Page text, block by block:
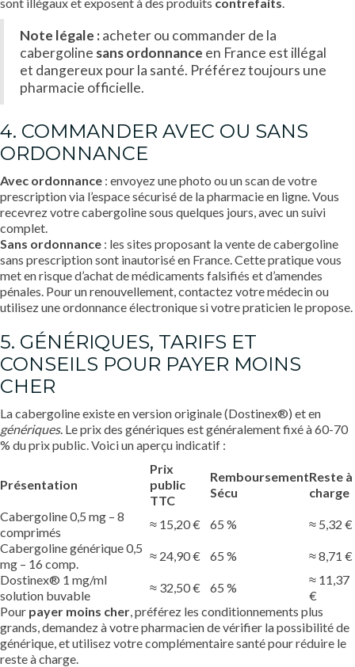
Note légale :acheter ou commander de la
cabergoline sans ordonnance en France est illégal
et dangereux pour la santé. Préférez toujours une
pharmacie officielle.
4. COMMANDER AVEC OU SANS
ORDONNANCE
Avec ordonnance : envoyez une photo ou un scan de votre
prescription via l’espace sécurisé de la pharmacie en ligne. Vous
recevrez votre cabergoline sous quelques jours, avec un suivi
complet.
Sans ordonnance : les sites proposant la vente de cabergoline
sans prescription sont inautorisé en France. Cette pratique vous
met en risque d’achat de médicaments falsifiés et d’amendes
pénales. Pour un renouvellement, contactez votre médecin ou
utilisez une ordonnance électronique si votre praticien le propose.
5. GÉNÉRIQUES, TARIFS ET
CONSEILS POUR PAYER MOINS
CHER
La cabergoline existe en version originale (Dostinex®) et en
génériques. Le prix des génériques est généralement fixé à 60-70
% du prix public. Voici un aperçu indicatif :
Présentation
Prix
public
TTC
Remboursement
Sécu
Reste à
charge
Cabergoline 0,5 mg – 8
comprimés
≈ 15,20 € 65 %
≈ 5,32 €
Cabergoline générique 0,5
mg – 16 comp.
≈ 24,90 € 65 %
≈ 8,71 €
Dostinex® 1 mg/ml
solution buvable
≈ 32,50 € 65 %
≈ 11,37
€
Pour payer moins cher, préférez les conditionnements plus
grands, demandez à votre pharmacien de vérifier la possibilité de
générique, et utilisez votre complémentaire santé pour réduire le
reste à charge.